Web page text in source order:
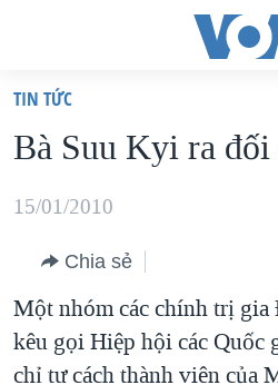
truy
cập
Tới
dung
chính
Tới
điều
VIỆT NAM
HOA KỲ
BLOG
DIỄN ĐÀN
TIN TỨC
Bà Suu Kyi ra
15/01/2010
Chia sẻ
Một nhóm các chính trị
kêu gọi Hiệp hội các
chỉ tư cách thành viên của